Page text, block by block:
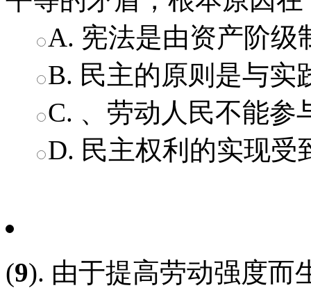
A. 宪法是由资产阶级
B. 民主的原则是与实
C. 、劳动人民不能参
D. 民主权利的实现受
(9). 由于提高劳动强度